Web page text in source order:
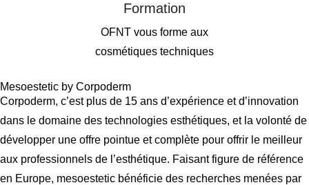
Formation
OFNT vous forme aux
cosmétiques techniques
Mesoestetic by Corpoderm
Corpoderm, c’est plus de 15 ans d’expérience et d’innovation
dans le domaine des technologies esthétiques, et la volonté de
développer une offre pointue et complète pour offrir le meilleur
aux professionnels de l’esthétique. Faisant figure de référence
en Europe, mesoestetic bénéficie des recherches menées par